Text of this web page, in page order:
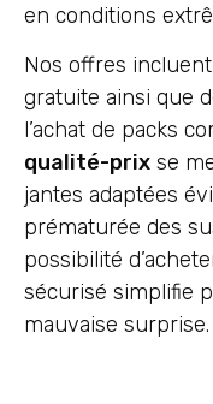
en conditions
Nos offres
gratuite ainsi que
l’achat de packs
qualité-prix se
jantes adaptées
prématurée des
possibilité
sécurisé simplifie
mauvaise surprise.